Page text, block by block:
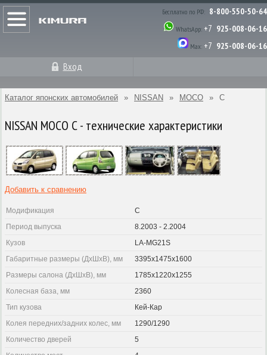
Бесплатно по РФ: 8-800-550-50-64
WhatsApp: +7 925-008-06-16
Max: +7 925-008-06-16
Вход
Каталог японских автомобилей » NISSAN » MOCO » C
NISSAN MOCO C - технические характеристики
Добавить к сравнению
Модификация
C
Период выпуска
8.2003 - 2.2004
Кузов
LA-MG21S
Габаритные размеры (ДхШхВ), мм
3395x1475x1600
Размеры салона (ДхШхВ), мм
1785x1220x1255
Колесная база, мм
2360
Тип кузова
Кей-Кар
Колея передних/задних колес, мм
1290/1290
Количество дверей
5